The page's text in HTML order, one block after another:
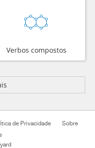
Verbos compostos
de Privacidade
Sobre